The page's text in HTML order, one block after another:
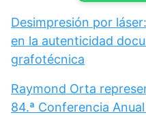
Desimpresión por
en la autenticidad
grafotécnica
Raymond Orta
84.ª Conferencia